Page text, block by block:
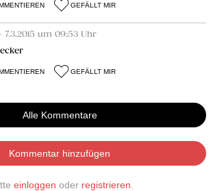
GEFÄLLT MIR
um 09:53 Uhr
GEFÄLLT MIR
Alle Kommentare
Kommentar hinzufügen
einloggen oder registrieren